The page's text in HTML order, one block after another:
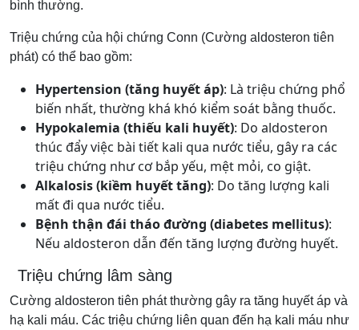
bình thường.
Triệu chứng của hội chứng Conn (Cường aldosteron tiên
phát) có thể bao gồm:
Hypertension (tăng huyết áp): Là triệu chứng phổ
biến nhất, thường khá khó kiểm soát bằng thuốc.
Hypokalemia (thiếu kali huyết): Do aldosteron
thúc đẩy việc bài tiết kali qua nước tiểu, gây ra các
triệu chứng như cơ bắp yếu, mệt mỏi, co giật.
Alkalosis (kiềm huyết tăng): Do tăng lượng kali
mất đi qua nước tiểu.
Bệnh thận đái tháo đường (diabetes mellitus):
Nếu aldosteron dẫn đến tăng lượng đường huyết.
Triệu chứng lâm sàng
Cường aldosteron tiên phát thường gây ra tăng huyết áp và
hạ kali máu. Các triệu chứng liên quan đến hạ kali máu như